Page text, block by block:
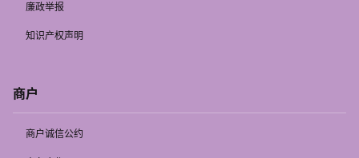
廉政举报
知识产权声明
商户
商户诚信公约